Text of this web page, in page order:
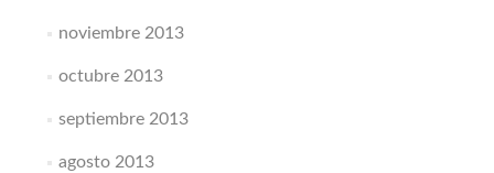
noviembre 2013
octubre 2013
septiembre 2013
agosto 2013